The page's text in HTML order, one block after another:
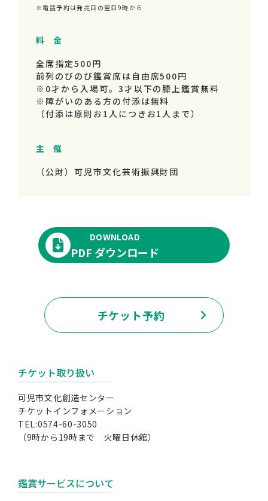
※電話予約は発売日の翌日9時から
料 金
全席指定500円
前列のびのび鑑賞席は自由席500円
※0才から入場可。3才以下の膝上鑑賞無料
※障がいのある方の付添は無料
（付添は原則お1人につきお1人まで）
主 催
（公財）可児市文化芸術振興財団
DOWNLOAD
PDF ダウンロード
チケット予約
チケット取り扱い
可児市文化創造センター
チケットインフォメーション
TEL:0574-60-3050
（9時から19時まで 火曜日休館）
鑑賞サービスについて